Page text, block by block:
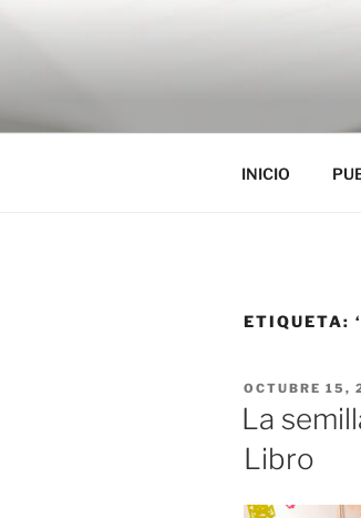
INICIO
ETIQUETA:
PUBLICADO
EL
OCTUBRE 15,
La
Libro